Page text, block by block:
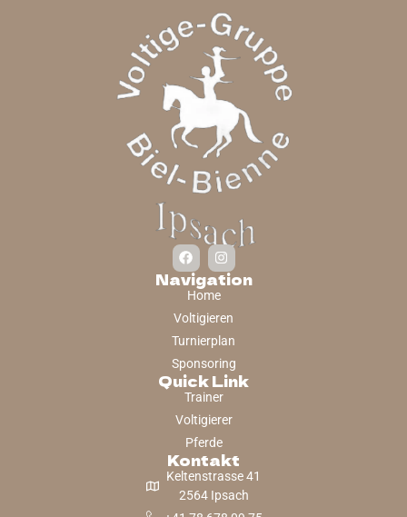
Navigation
Home
Voltigieren
Turnierplan
Sponsoring
Quick Link
Trainer
Voltigierer
Pferde
Kontakt
Keltenstrasse 41
2564 Ipsach